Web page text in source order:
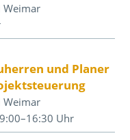
Weimar
und Planer
Weimar
Uhr